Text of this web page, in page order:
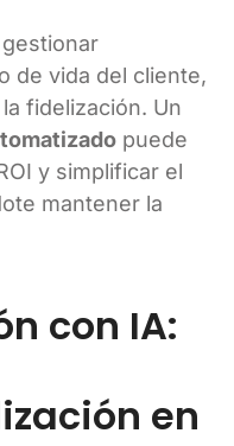
de vida del cliente,
fidelización. Un
puede
y simplificar el
mantener la
con IA:
en